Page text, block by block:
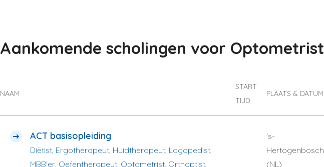
Aankomende scholingen voor Optometrist
NAAM
START
TIJD
PLAATS & DATUM
ACT basisopleiding
Diëtist, Ergotherapeut, Huidtherapeut, Logopedist,
MBB'er, Oefentherapeut, Optometrist, Orthoptist,
's-
Hertogenbosch
(NL)